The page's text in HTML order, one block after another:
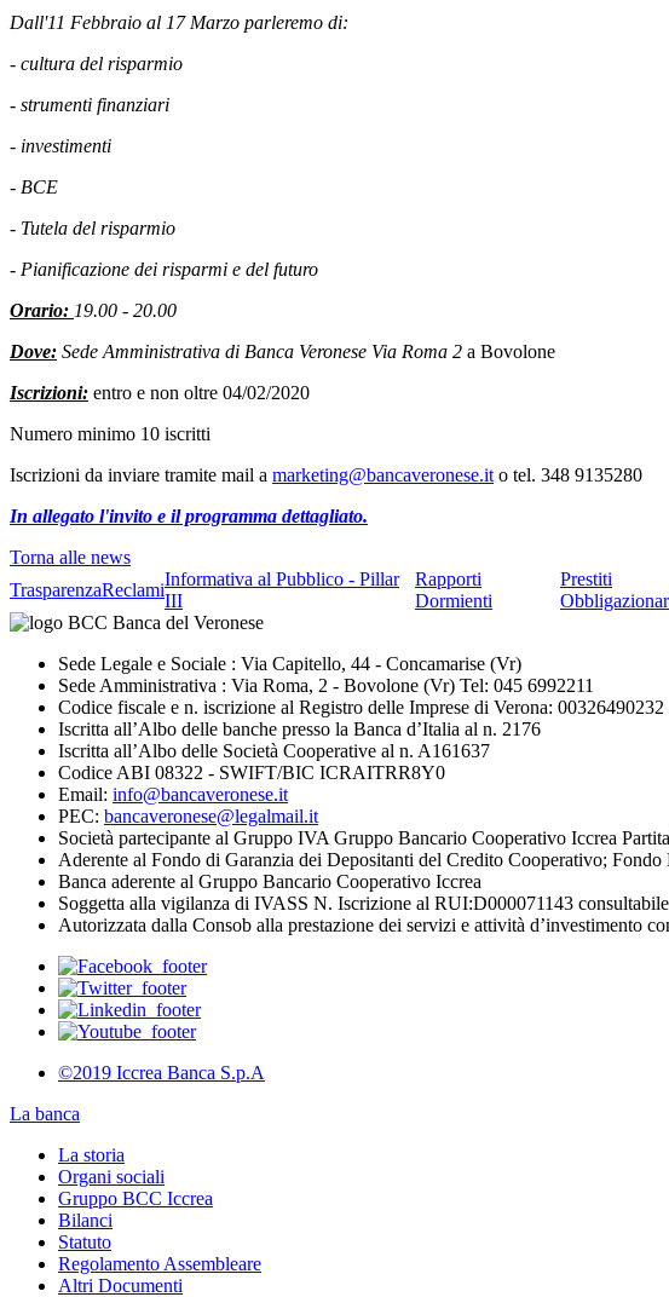
Dall'11 Febbraio al 17 Marzo parleremo di:
- cultura del risparmio
- strumenti finanziari
- investimenti
- BCE
- Tutela del risparmio
- Pianificazione dei risparmi e del futuro
Orario: 19.00 - 20.00
Dove: Sede Amministrativa di Banca Veronese Via Roma 2 a Bovolone
Iscrizioni: entro e non oltre 04/02/2020
Numero minimo 10 iscritti
Iscrizioni da inviare tramite mail a marketing@bancaveronese.it o tel. 348 9135280
In allegato l'invito e il programma dettagliato.
Torna alle news
TrasparenzaReclami
Informativa al Pubblico - Pillar
III
Rapporti
Dormienti
Prestiti
Sede Legale e Sociale : Via Capitello, 44 - Concamarise (Vr)
Sede Amministrativa : Via Roma, 2 - Bovolone (Vr) Tel: 045 6992211
Codice fiscale e n. iscrizione al Registro delle Imprese di Verona:
Iscritta all’Albo delle banche presso la Banca d’Italia al n. 2176
Iscritta all’Albo delle Società Cooperative al n. A161637
Codice ABI 08322 - SWIFT/BIC ICRAITRR8Y0
Email: info@bancaveronese.it
PEC: bancaveronese@legalmail.it
Società partecipante al Gruppo IVA Gruppo Bancario Cooperativo Iccrea
Aderente al Fondo di Garanzia dei Depositanti del Credito Cooperativo; Fondo
Banca aderente al Gruppo Bancario Cooperativo Iccrea
Soggetta alla vigilanza di IVASS N. Iscrizione al RUI:D000071143
Autorizzata dalla Consob alla prestazione dei servizi e attività d’investimento
©2019 Iccrea Banca S.p.A
La banca
La storia
Organi sociali
Gruppo BCC Iccrea
Bilanci
Statuto
Regolamento Assembleare
Altri Documenti